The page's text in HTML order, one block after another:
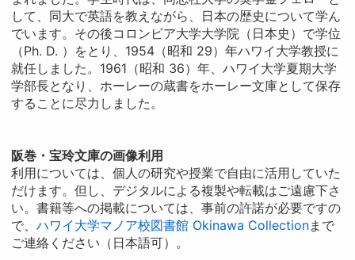
して、同大で英語を教えながら、日本の歴史について学ん
でいます。その後コロンビア大学大学院（日本史）で学位
（Ph. D. ）をとり、1954（昭和 29）年ハワイ大学教授に
就任しました。1961（昭和 36）年、ハワイ大学夏期大学
学部長となり、ホーレーの蔵書をホーレー文庫として保存
することに尽力しました。
阪巻・宝玲文庫の画像利用
利用については、個人の研究や授業で自由に活用していた
だけます。但し、デジタルによる複製や転載はご遠慮下さ
い。書籍等への掲載については、事前の許諾が必要ですの
で、ハワイ大学マノア校図書館 Okinawa Collectionまで
ご連絡ください（日本語可）。